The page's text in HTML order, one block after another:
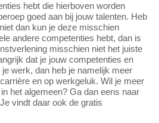
hebt die hierboven worden
goed aan bij jouw talenten. Heb
dan kun je deze misschien
andere competenties hebt, dan is
misschien niet het juiste
dat je jouw competenties en
werk, dan heb je namelijk meer
en op werkgeluk. Wil je meer
het algemeen? Ga dan eens naar
vindt daar ook de gratis